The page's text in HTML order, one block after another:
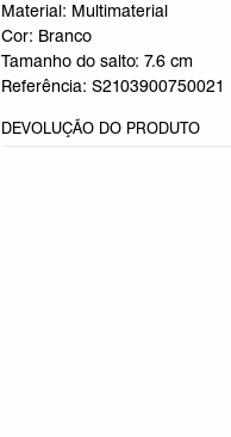
Material: Multimaterial
Cor: Branco
Tamanho do salto: 7.6 cm
Referência:S2103900750021
DEVOLUÇÃO DO PRODUTO